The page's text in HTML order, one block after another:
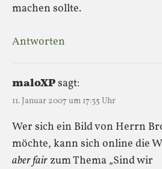
machen sollte.
Antworten
maloXPsagt:
11. Januar 2007 um 17:35 Uhr
Wer sich ein Bild von Herrn
möchte, kann sich online die
aber fair zum Thema „Sind wir